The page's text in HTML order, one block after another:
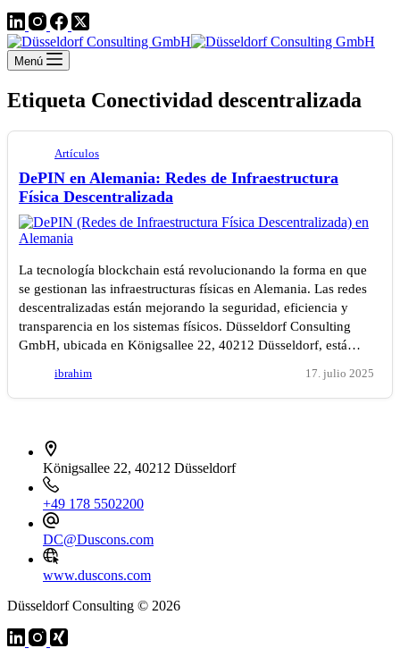
Menú
Etiqueta Conectividad descentralizada
Artículos
DePIN en Alemania: Redes de Infraestructura
Física Descentralizada
La tecnología blockchain está revolucionando la forma en que
se gestionan las infraestructuras físicas en Alemania. Las redes
descentralizadas están mejorando la seguridad, eficiencia y
transparencia en los sistemas físicos. Düsseldorf Consulting
GmbH, ubicada en Königsallee 22, 40212 Düsseldorf, está…
ibrahim 17. julio 2025
Königsallee 22, 40212 Düsseldorf
+49 178 5502200
DC@Duscons.com
www.duscons.com
Düsseldorf Consulting © 2026